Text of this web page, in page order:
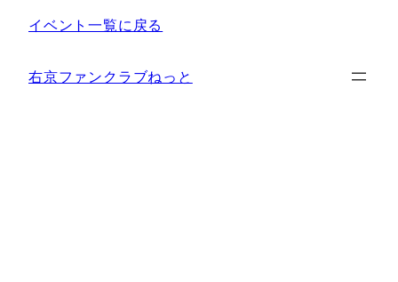
イベント一覧に戻る
右京ファンクラブねっと